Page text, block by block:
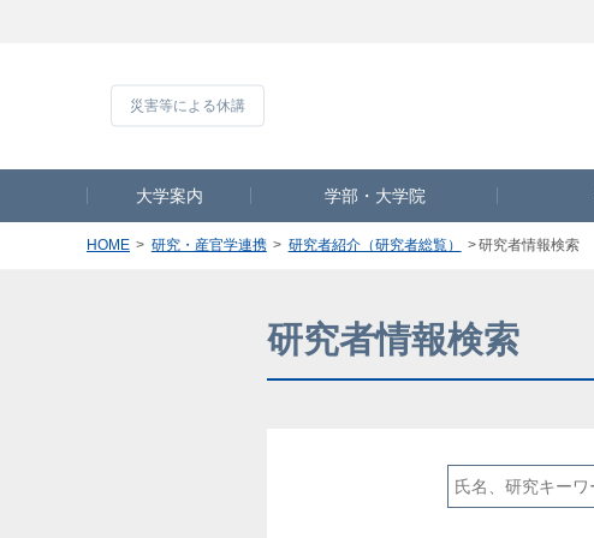
大学案内 学部・大学院
HOME 研究・産官学連携 研究者紹介（研究者総覧） 研究者情報検索
研究者情報検索